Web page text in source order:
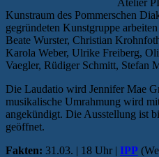
Atelier
Kunstraum des Pommerschen
gegründeten Kunstgruppe
Beate Wurster, Christian
Karola Weber, Ulrike Freiberg,
Vaegler, Rüdiger Schmitt, Stefan
Die Laudatio wird Jennifer Mae
musikalische Umrahmung wird
angekündigt. Die Ausstellung ist
geöffnet.
Fakten: 31.03. | 18 Uhr | IPP